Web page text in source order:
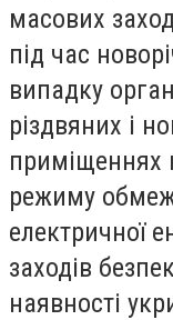
масових
під час
випадку
різдвяних і
приміщеннях
режиму
електричної
заходів
наявності